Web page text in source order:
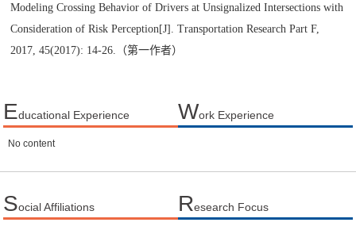
Modeling Crossing Behavior of Drivers at Unsignalized Intersections with
Consideration of Risk Perception[J]. Transportation Research Part F,
2017, 45(2017): 14-26. （第一作者）
Educational Experience Work Experience
No content
Social Affiliations Research Focus